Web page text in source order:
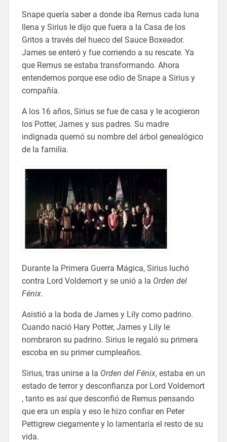
Snape quería saber a donde iba Remus cada luna
llena y Sirius le dijo que fuera a la Casa de los
Gritos a través del hueco del Sauce Boxeador.
James se enteró y fue corriendo a su rescate. Ya
que Remus se estaba transformando. Ahora
entendemos porque ese odio de Snape a Sirius y
compañía.
A los 16 años, Sirius se fue de casa y le acogieron
los Potter, James y sus padres. Su madre
indignada quemó su nombre del árbol genealógico
de la familia.
Durante la Primera Guerra Mágica, Sirius luchó
contra Lord Voldemort y se unió a la Orden del
Fénix.
Asistió a la boda de James y Lily como padrino.
Cuando nació Hary Potter, James y Lily le
nombraron su padrino. Sirius le regaló su primera
escoba en su primer cumpleaños.
Sirius, tras unirse a la Orden del Fénix, estaba en un
estado de terror y desconfianza por Lord Voldemort
, tanto es así que desconfió de Remus pensando
que era un espía y eso le hizo confiar en Peter
Pettigrew ciegamente y lo lamentaría el resto de su
vida.